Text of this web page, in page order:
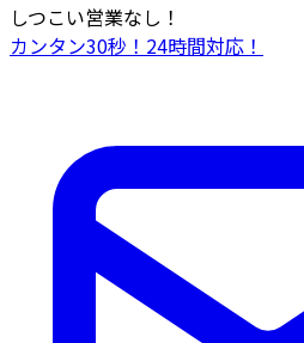
しつこい営業なし！
カンタン30秒！24時間対応！